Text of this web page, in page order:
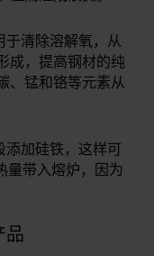
清除溶解氧，从
成，提高钢材的纯
、锰和铬等元素从
加硅铁，这样可
量带入熔炉，因为
品